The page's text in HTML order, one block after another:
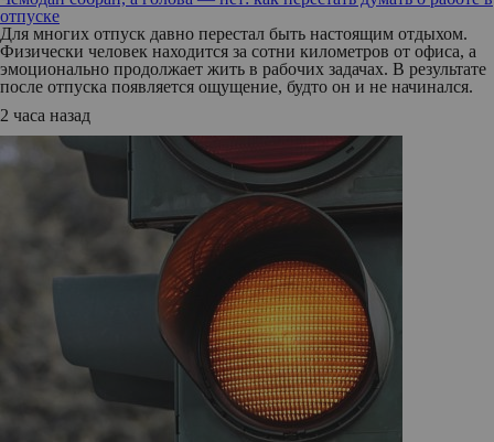
отпуске
Для многих отпуск давно перестал быть настоящим отдыхом.
Физически человек находится за сотни километров от офиса, а
эмоционально продолжает жить в рабочих задачах. В результате
после отпуска появляется ощущение, будто он и не начинался.
2 часа назад